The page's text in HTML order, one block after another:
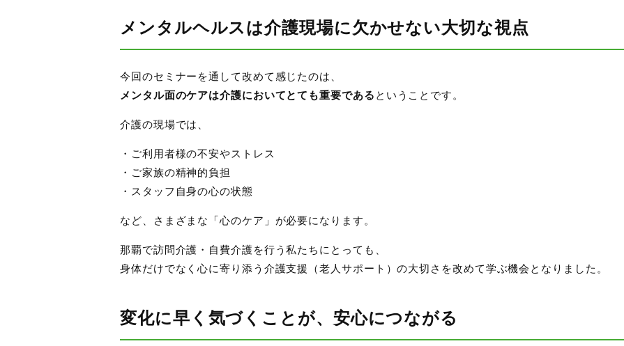
メンタルヘルスは介護現場に欠かせない大切な視点
今回のセミナーを通して改めて感じたのは、
メンタル面のケアは介護においてとても重要である ということです。
介護の現場では、
・ご利用者様の不安やストレス
・ご家族の精神的負担
・スタッフ自身の心の状態
など、さまざまな「心のケア」が必要になります。
那覇で訪問介護・自費介護を行う私たちにとっても、
身体だけでなく心に寄り添う介護支援（老人サポート）の大切さを改めて学ぶ機会となりました。
変化に早く気づくことが、安心につながる